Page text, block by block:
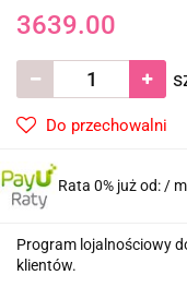
3639.00
Do przechowalni
Rata 0% już od:/
Program lojalnościowy
klientów.